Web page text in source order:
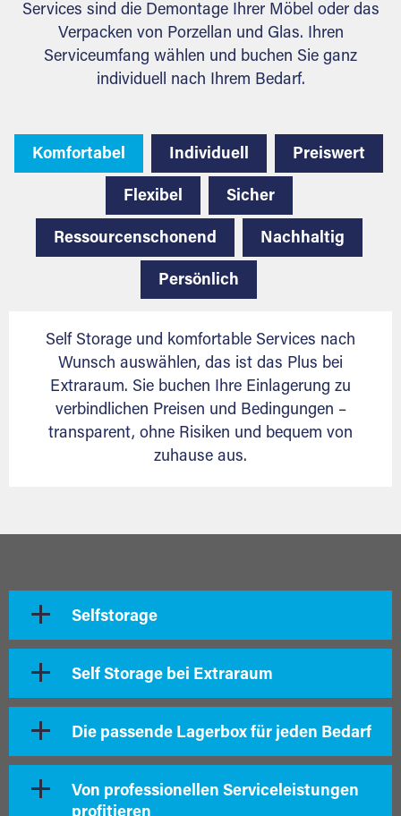
Services sind die Demontage Ihrer Möbel oder das
Verpacken von Porzellan und Glas. Ihren
Serviceumfang wählen und buchen Sie ganz
individuell nach Ihrem Bedarf.
Komfortabel Individuell Preiswert
Flexibel Sicher
Ressourcenschonend Nachhaltig
Persönlich
Self Storage und komfortable Services nach
Wunsch auswählen, das ist das Plus bei
Extraraum. Sie buchen Ihre Einlagerung zu
verbindlichen Preisen und Bedingungen –
transparent, ohne Risiken und bequem von
zuhause aus.
Selfstorage
Self Storage bei Extraraum
Die passende Lagerbox für jeden Bedarf
Von professionellen Serviceleistungen